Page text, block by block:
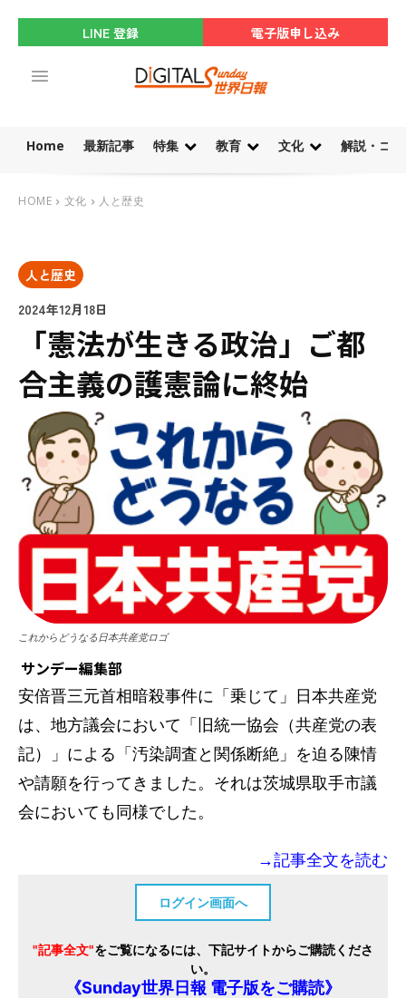
LINE 登録 電子版申し込み
Home 最新記事 特集 教育 文化 解説・コ
HOME 文化 人と歴史
人と歴史
2024年12月18日
「憲法が生きる政治」ご都
合主義の護憲論に終始
これからどうなる日本共産党ロゴ
サンデー編集部
安倍晋三元首相暗殺事件に「乗じて」日本共産党
は、地方議会において「旧統一協会（共産党の表
記）」による「汚染調査と関係断絶」を迫る陳情
や請願を行ってきました。それは茨城県取手市議
会においても同様でした。
→記事全文を読む
ログイン画面へ
"記事全文"をご覧になるには、下記サイトからご購読くださ
い。
《Sunday世界日報 電子版をご購読》